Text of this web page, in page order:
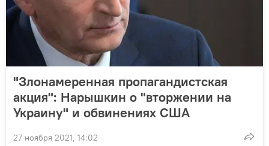
"Злонамеренная пропагандистская
акция": Нарышкин о "вторжении на
Украину" и обвинениях США
27 ноября 2021, 14:02